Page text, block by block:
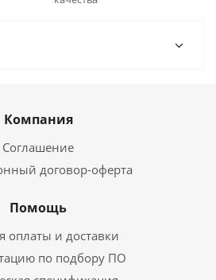
Компания
Соглашение
договор-оферта
Помощь
оплаты и доставки
по подбору ПО